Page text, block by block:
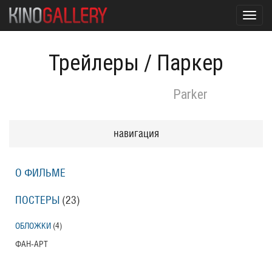
Трейлеры / Паркер
Parker
навигация
О ФИЛЬМЕ
ПОСТЕРЫ (23)
ОБЛОЖКИ (4)
ФАН-АРТ